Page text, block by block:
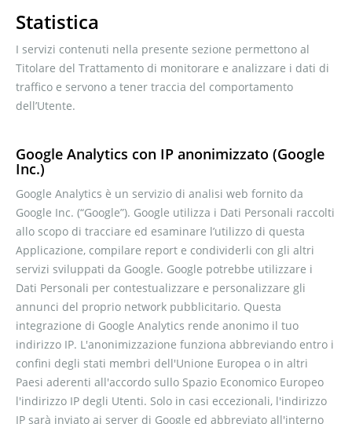
Statistica
I servizi contenuti nella presente sezione permettono al
Titolare del Trattamento di monitorare e analizzare i dati di
traffico e servono a tener traccia del comportamento
dell’Utente.
Google Analytics con IP anonimizzato (Google
Inc.)
Google Analytics è un servizio di analisi web fornito da
Google Inc. (“Google”). Google utilizza i Dati Personali raccolti
allo scopo di tracciare ed esaminare l’utilizzo di questa
Applicazione, compilare report e condividerli con gli altri
servizi sviluppati da Google. Google potrebbe utilizzare i
Dati Personali per contestualizzare e personalizzare gli
annunci del proprio network pubblicitario. Questa
integrazione di Google Analytics rende anonimo il tuo
indirizzo IP. L'anonimizzazione funziona abbreviando entro i
confini degli stati membri dell'Unione Europea o in altri
Paesi aderenti all'accordo sullo Spazio Economico Europeo
l'indirizzo IP degli Utenti. Solo in casi eccezionali, l'indirizzo
IP sarà inviato ai server di Google ed abbreviato all'interno